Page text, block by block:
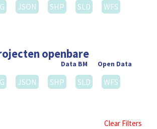
JSON SHP SLD
WFS
openbare
Open Data
Data BM
JSON SHP SLD
WFS
Clear Filters